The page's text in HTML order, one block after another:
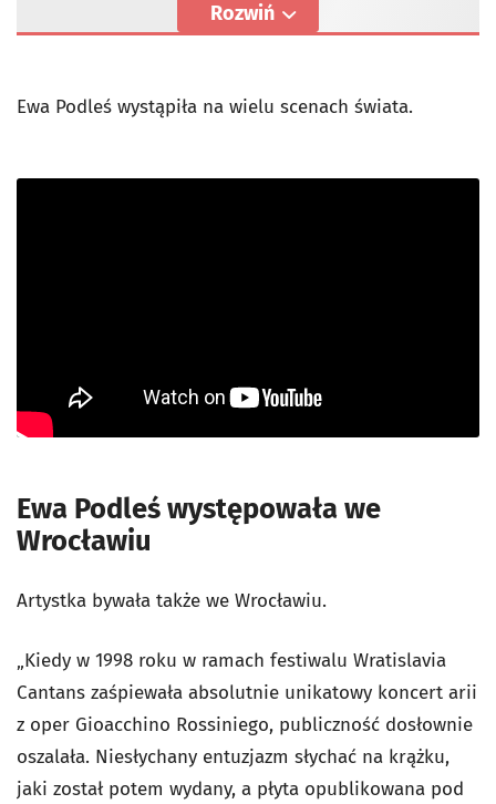
Rozwiń
Ewa Podleś wystąpiła na wielu scenach świata.
Ewa Podleś występowała we
Wrocławiu
Artystka bywała także we Wrocławiu.
„Kiedy w 1998 roku w ramach festiwalu Wratislavia
Cantans zaśpiewała absolutnie unikatowy koncert arii
z oper Gioacchino Rossiniego, publiczność dosłownie
oszalała. Niesłychany entuzjazm słychać na krążku,
jaki został potem wydany, a płyta opublikowana pod